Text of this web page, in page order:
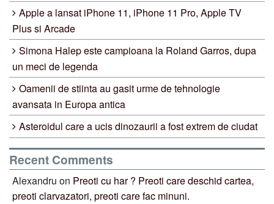
Apple a lansat iPhone 11, iPhone 11 Pro, Apple TV
Plus si Arcade
Simona Halep este campioana la Roland Garros, dupa
un meci de legenda
Oamenii de stiinta au gasit urme de tehnologie
avansata in Europa antica
Asteroidul care a ucis dinozaurii a fost extrem de ciudat
Recent Comments
Alexandru on Preoti cu har ? Preoti care deschid cartea,
preoti clarvazatori, preoti care fac minuni.